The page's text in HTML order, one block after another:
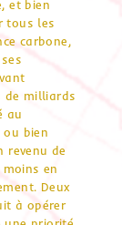
et bien
tous les
carbone,
de milliards
au
bien
revenu de
en
Deux
à opérer